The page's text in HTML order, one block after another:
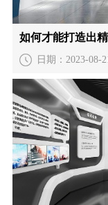
如何才能打造出
日期：2023-08-21